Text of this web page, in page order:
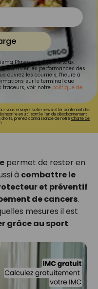
Players analyse le taux
optimiser les performances des
ouvrez les courriels, l'heure à
sur le terminal que
traceurs, voir notre politique de
vous envoyer votre newsletter contenant des
en utilisant le lien de désabonnement
prenez connaissance de notreCharte de
permet de rester en
à combattre le
et préventif
de cancers.
mesures il est
grâce au sport.